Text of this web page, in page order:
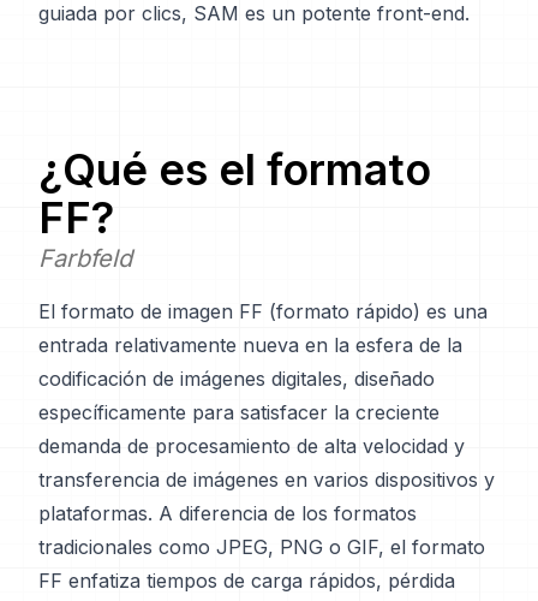
guiada por clics, SAM es un potente front-end.
¿Qué es el formato
FF?
Farbfeld
El formato de imagen FF (formato rápido) es una
entrada relativamente nueva en la esfera de la
codificación de imágenes digitales, diseñado
específicamente para satisfacer la creciente
demanda de procesamiento de alta velocidad y
transferencia de imágenes en varios dispositivos y
plataformas. A diferencia de los formatos
tradicionales como JPEG, PNG o GIF, el formato
FF enfatiza tiempos de carga rápidos, pérdida